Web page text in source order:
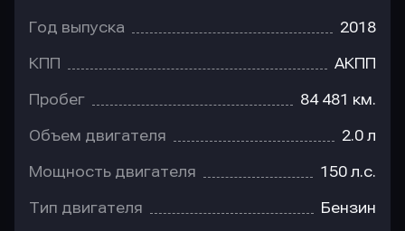
Год выпуска 2018
КПП АКПП
Пробег 84 481 км.
Объем двигателя 2.0 л
Мощность двигателя 150 л.с.
Тип двигателя Бензин